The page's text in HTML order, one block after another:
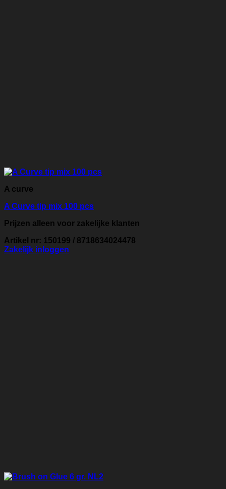
A curve
A Curve tip mix 100 pcs
Prijzen alleen voor zakelijke klanten
Artikel nr: 150199 / 8718634024478
Zakelijk inloggen